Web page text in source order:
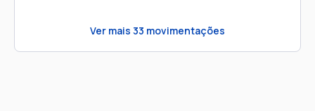
Ver mais 33 movimentações